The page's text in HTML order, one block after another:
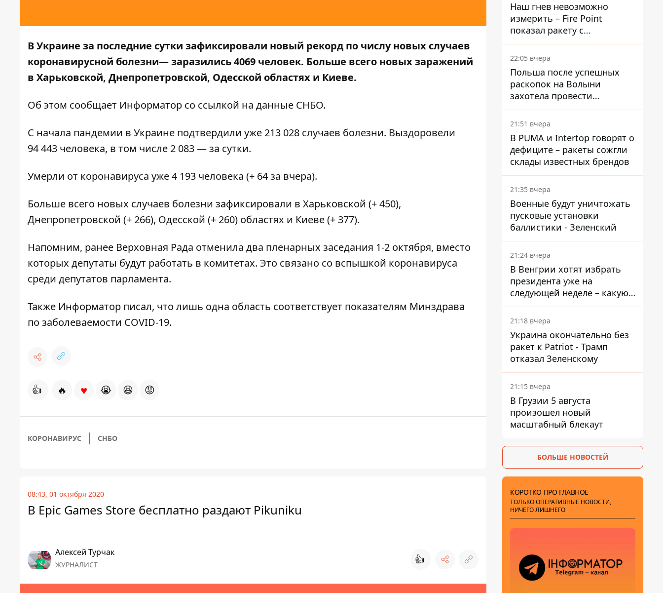
В Украине за последние сутки зафиксировали новый рекорд по числу новых случаев
коронавирусной болезни—заразились 4069 человек. Больше всего новых заражений
в Харьковской, Днепропетровской, Одесской областях и Киеве.
Об этом сообщает Информатор со ссылкой на данные СНБО.
С начала пандемии в Украине подтвердили уже 213 028 случаев болезни. Выздоровели
94 443 человека, в том числе 2 083 — за сутки.
Умерли от коронавируса уже 4 193 человека (+ 64 за вчера).
Больше всего новых случаев болезни зафиксировали в Харьковской (+ 450),
Днепропетровской (+ 266), Одесской (+ 260) областях и Киеве (+ 377).
Напомним, ранее Верховная Рада отменила два пленарных заседания 1-2 октября, вместо
которых депутаты будут работать в комитетах. Это связано со вспышкой коронавируса
среди депутатов парламента.
Также Информатор писал, что лишь одна область соответствует показателям Минздрава
по заболеваемости COVID-19.
👍 🔥 ♥ 😭 😆 😡
КОРОНАВИРУС СНБО
08:43, 01 октября 2020
В Epic Games Store бесплатно раздают Pikuniku
Алексей Турчак
ЖУРНАЛИСТ 👍
Наш гнев невозможно
измерить – Fire Point
показал ракету с
загадочной отметкой 723
22:05 вчера
Польша после успешных
раскопок на Волыни
захотела провести
эксгумацию в новых местах
21:51 вчера
В PUMA и Intertop говорят о
дефиците – ракеты сожгли
склады известных брендов
21:35 вчера
Военные будут уничтожать
пусковые установки
баллистики - Зеленский
21:24 вчера
В Венгрии хотят избрать
президента уже на
следующей неделе – какую
дату предлагают
21:18 вчера
Украина окончательно без
ракет к Patriot - Трамп
отказал Зеленскому
21:15 вчера
В Грузии 5 августа
произошел новый
масштабный блекаут
БОЛЬШЕ НОВОСТЕЙ
КОРОТКО ПРО ГЛАВНОЕ
ТОЛЬКО ОПЕРАТИВНЫЕ НОВОСТИ,
НИЧЕГО ЛИШНЕГО